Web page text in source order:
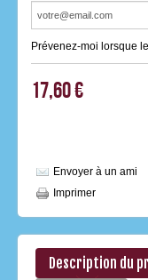
Prévenez-moi lorsque
17,60 €
Envoyer à un ami
Imprimer
Description du